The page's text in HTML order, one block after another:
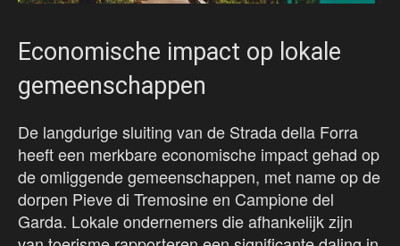
Economische impact op lokale
gemeenschappen
De langdurige sluiting van de Strada della Forra
heeft een merkbare economische impact gehad op
de omliggende gemeenschappen, met name op de
dorpen Pieve di Tremosine en Campione del
Garda. Lokale ondernemers die afhankelijk zijn